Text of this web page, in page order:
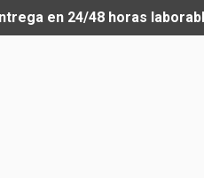
en 24/48 horas